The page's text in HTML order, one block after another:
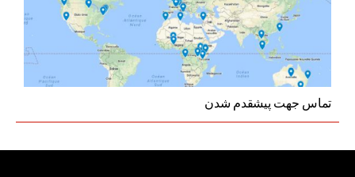
تماس جهت پیشقدم شدن